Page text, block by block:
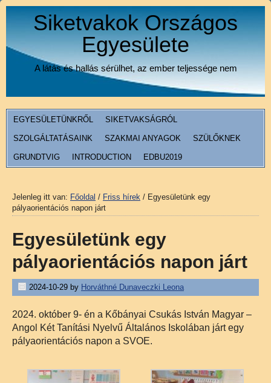
Siketvakok Országos
Egyesülete
A látás és hallás sérülhet, az ember teljessége nem
EGYESÜLETÜNKRŐL SIKETVAKSÁGRÓL
SZOLGÁLTATÁSAINK SZAKMAI ANYAGOK SZÜLŐKNEK
GRUNDTVIG INTRODUCTION EDBU2019
Jelenleg itt van: Főoldal / Friss hírek / Egyesületünk egy
pályaorientációs napon járt
Egyesületünk egy
pályaorientációs napon járt
2024-10-29 by Horváthné Dunaveczki Leona
2024. október 9- én a Kőbányai Csukás István Magyar –
Angol Két Tanítási Nyelvű Általános Iskolában járt egy
pályaorientációs napon a SVOE.